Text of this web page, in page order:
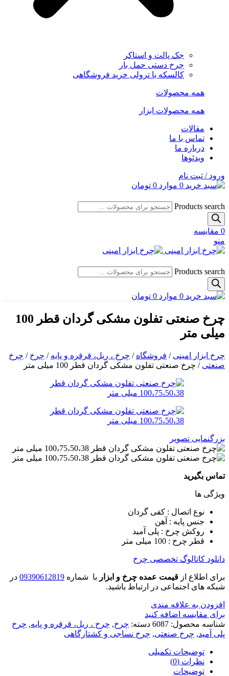
جک پالت و استاکر
چرخ دستی حمل بار
کالسکه یا ترولی خرید فروشگاهی
همه محصولات
همه محصولات ابزار
مقالات
تماس با ما
درباره ما
ویدئوها
ورود / ثبت نام
0 موارد 0 تومان
Products search
0 مقایسه
منو
Products search
0 موارد 0 تومان
چرخ صنعتی تفلون مشکی گردان قطر 100
میلی متر
چرخ ابزار امینی / فروشگاه / چرخ ، ریل، قرقره و پایه / چرخ / چرخ
صنعتی / چرخ صنعتی تفلون مشکی گردان قطر 100 میلی متر
بزرگنمایی تصویر
تماس بگیرید
ویژگی ها
نوع اتصال : کفی گردان
جنس پایه : آهن
روکش چرخ : پلی آمید
قطر چرخ : 100 میلی متر
دانلود کاتالوگ تخصصی چرخ
برای اطلاع از قیمت عمده چرخ و ابزار با شماره 09390612819 در
شبکه های اجتماعی در ارتباط باشید.
افزودن به علاقه مندی
برای مقایسه اضافه کنید
شناسه محصول: 6087 دسته: چرخ, چرخ ، ریل، قرقره و پایه, چرخ
پلی آمید, چرخ صنعتی, چرخ نساجی و کشتارگاهی
توضیحات تکمیلی
نظرات (0)
توضیحات